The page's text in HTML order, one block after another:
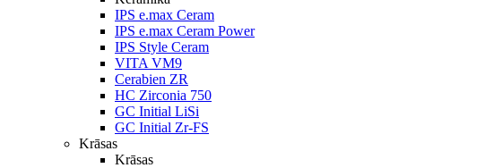
IPS e.max Ceram
IPS e.max Ceram Power
IPS Style Ceram
VITA VM9
Cerabien ZR
HC Zirconia 750
GC Initial LiSi
GC Initial Zr-FS
Krāsas
Krāsas